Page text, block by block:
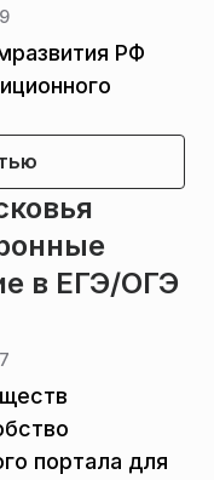
РФ
в ЕГЭ/ОГЭ
портала для